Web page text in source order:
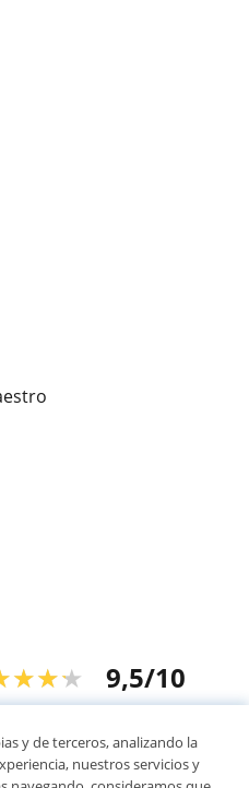
9,5/10
y de terceros, analizando la
nuestros servicios y